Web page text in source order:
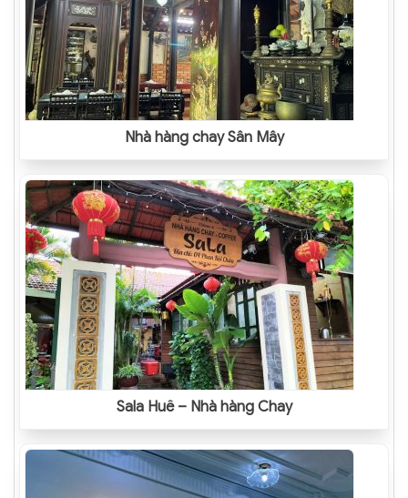
Nhà hàng chay Sân Mây
Sala Huế – Nhà hàng Chay